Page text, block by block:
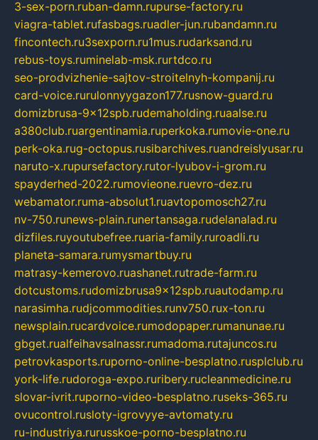
3-sex-porn.ruban-damn.rupurse-factory.ru
viagra-tablet.rufasbags.ruadler-jun.rubandamn.ru
fincontech.ru3sexporn.ru1mus.rudarksand.ru
rebus-toys.ruminelab-msk.rurtdco.ru
seo-prodvizhenie-sajtov-stroitelnyh-kompanij.ru
card-voice.rurulonnyygazon177.rusnow-guard.ru
domizbrusa-9x12spb.rudemaholding.ruaalse.ru
a380club.ruargentinamia.ruperkoka.rumovie-one.ru
perk-oka.rug-octopus.rusibarchives.ruandreislyusar.ru
naruto-x.rupursefactory.rutor-lyubov-i-grom.ru
spayderhed-2022.rumovieone.ruevro-dez.ru
webamator.ruma-absolut1.ruavtopomosch27.ru
nv-750.runews-plain.runertansaga.rudelanalad.ru
dizfiles.ruyoutubefree.ruaria-family.ruroadli.ru
planeta-samara.rumysmartbuy.ru
matrasy-kemerovo.ruashanet.rutrade-farm.ru
dotcustoms.rudomizbrusa9x12spb.ruautodamp.ru
narasimha.rudjcommodities.runv750.rux-ton.ru
newsplain.rucardvoice.rumodopaper.rumanunae.ru
gbget.rualfeihavsalnassr.rumadoma.rutajuncos.ru
petrovkasports.ruporno-online-besplatno.rusplclub.ru
york-life.rudoroga-expo.ruribery.rucleanmedicine.ru
slovar-ivrit.ruporno-video-besplatno.ruseks-365.ru
ovucontrol.rusloty-igrovyye-avtomaty.ru
ru-industriya.rurusskoe-porno-besplatno.ru